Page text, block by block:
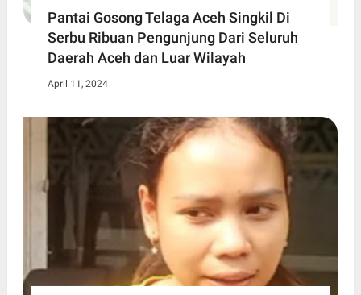
Pantai Gosong Telaga Aceh Singkil Di
Serbu Ribuan Pengunjung Dari Seluruh
Daerah Aceh dan Luar Wilayah
April 11, 2024